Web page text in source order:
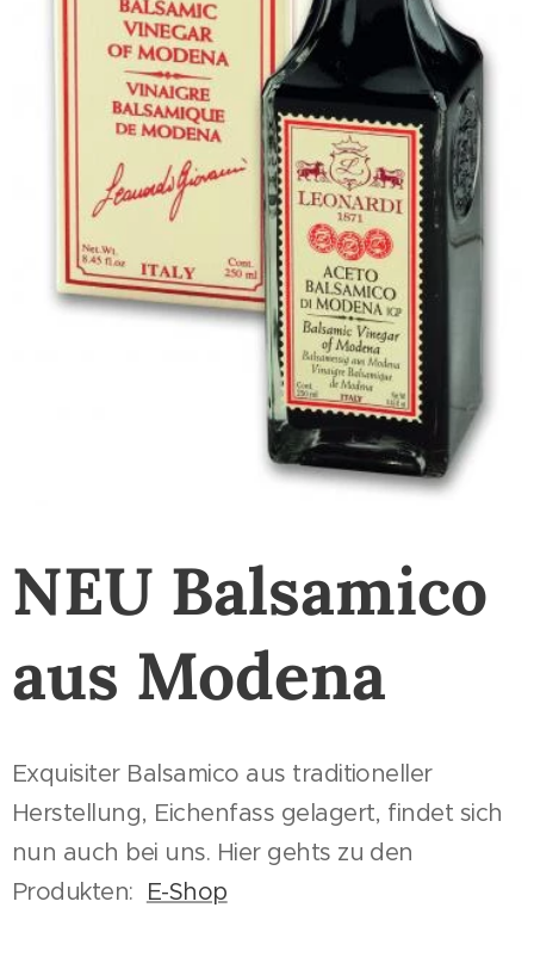
NEU Balsamico
aus Modena
Exquisiter Balsamico aus traditioneller
Herstellung, Eichenfass gelagert, findet sich
nun auch bei uns. Hier gehts zu den
Produkten: E-Shop